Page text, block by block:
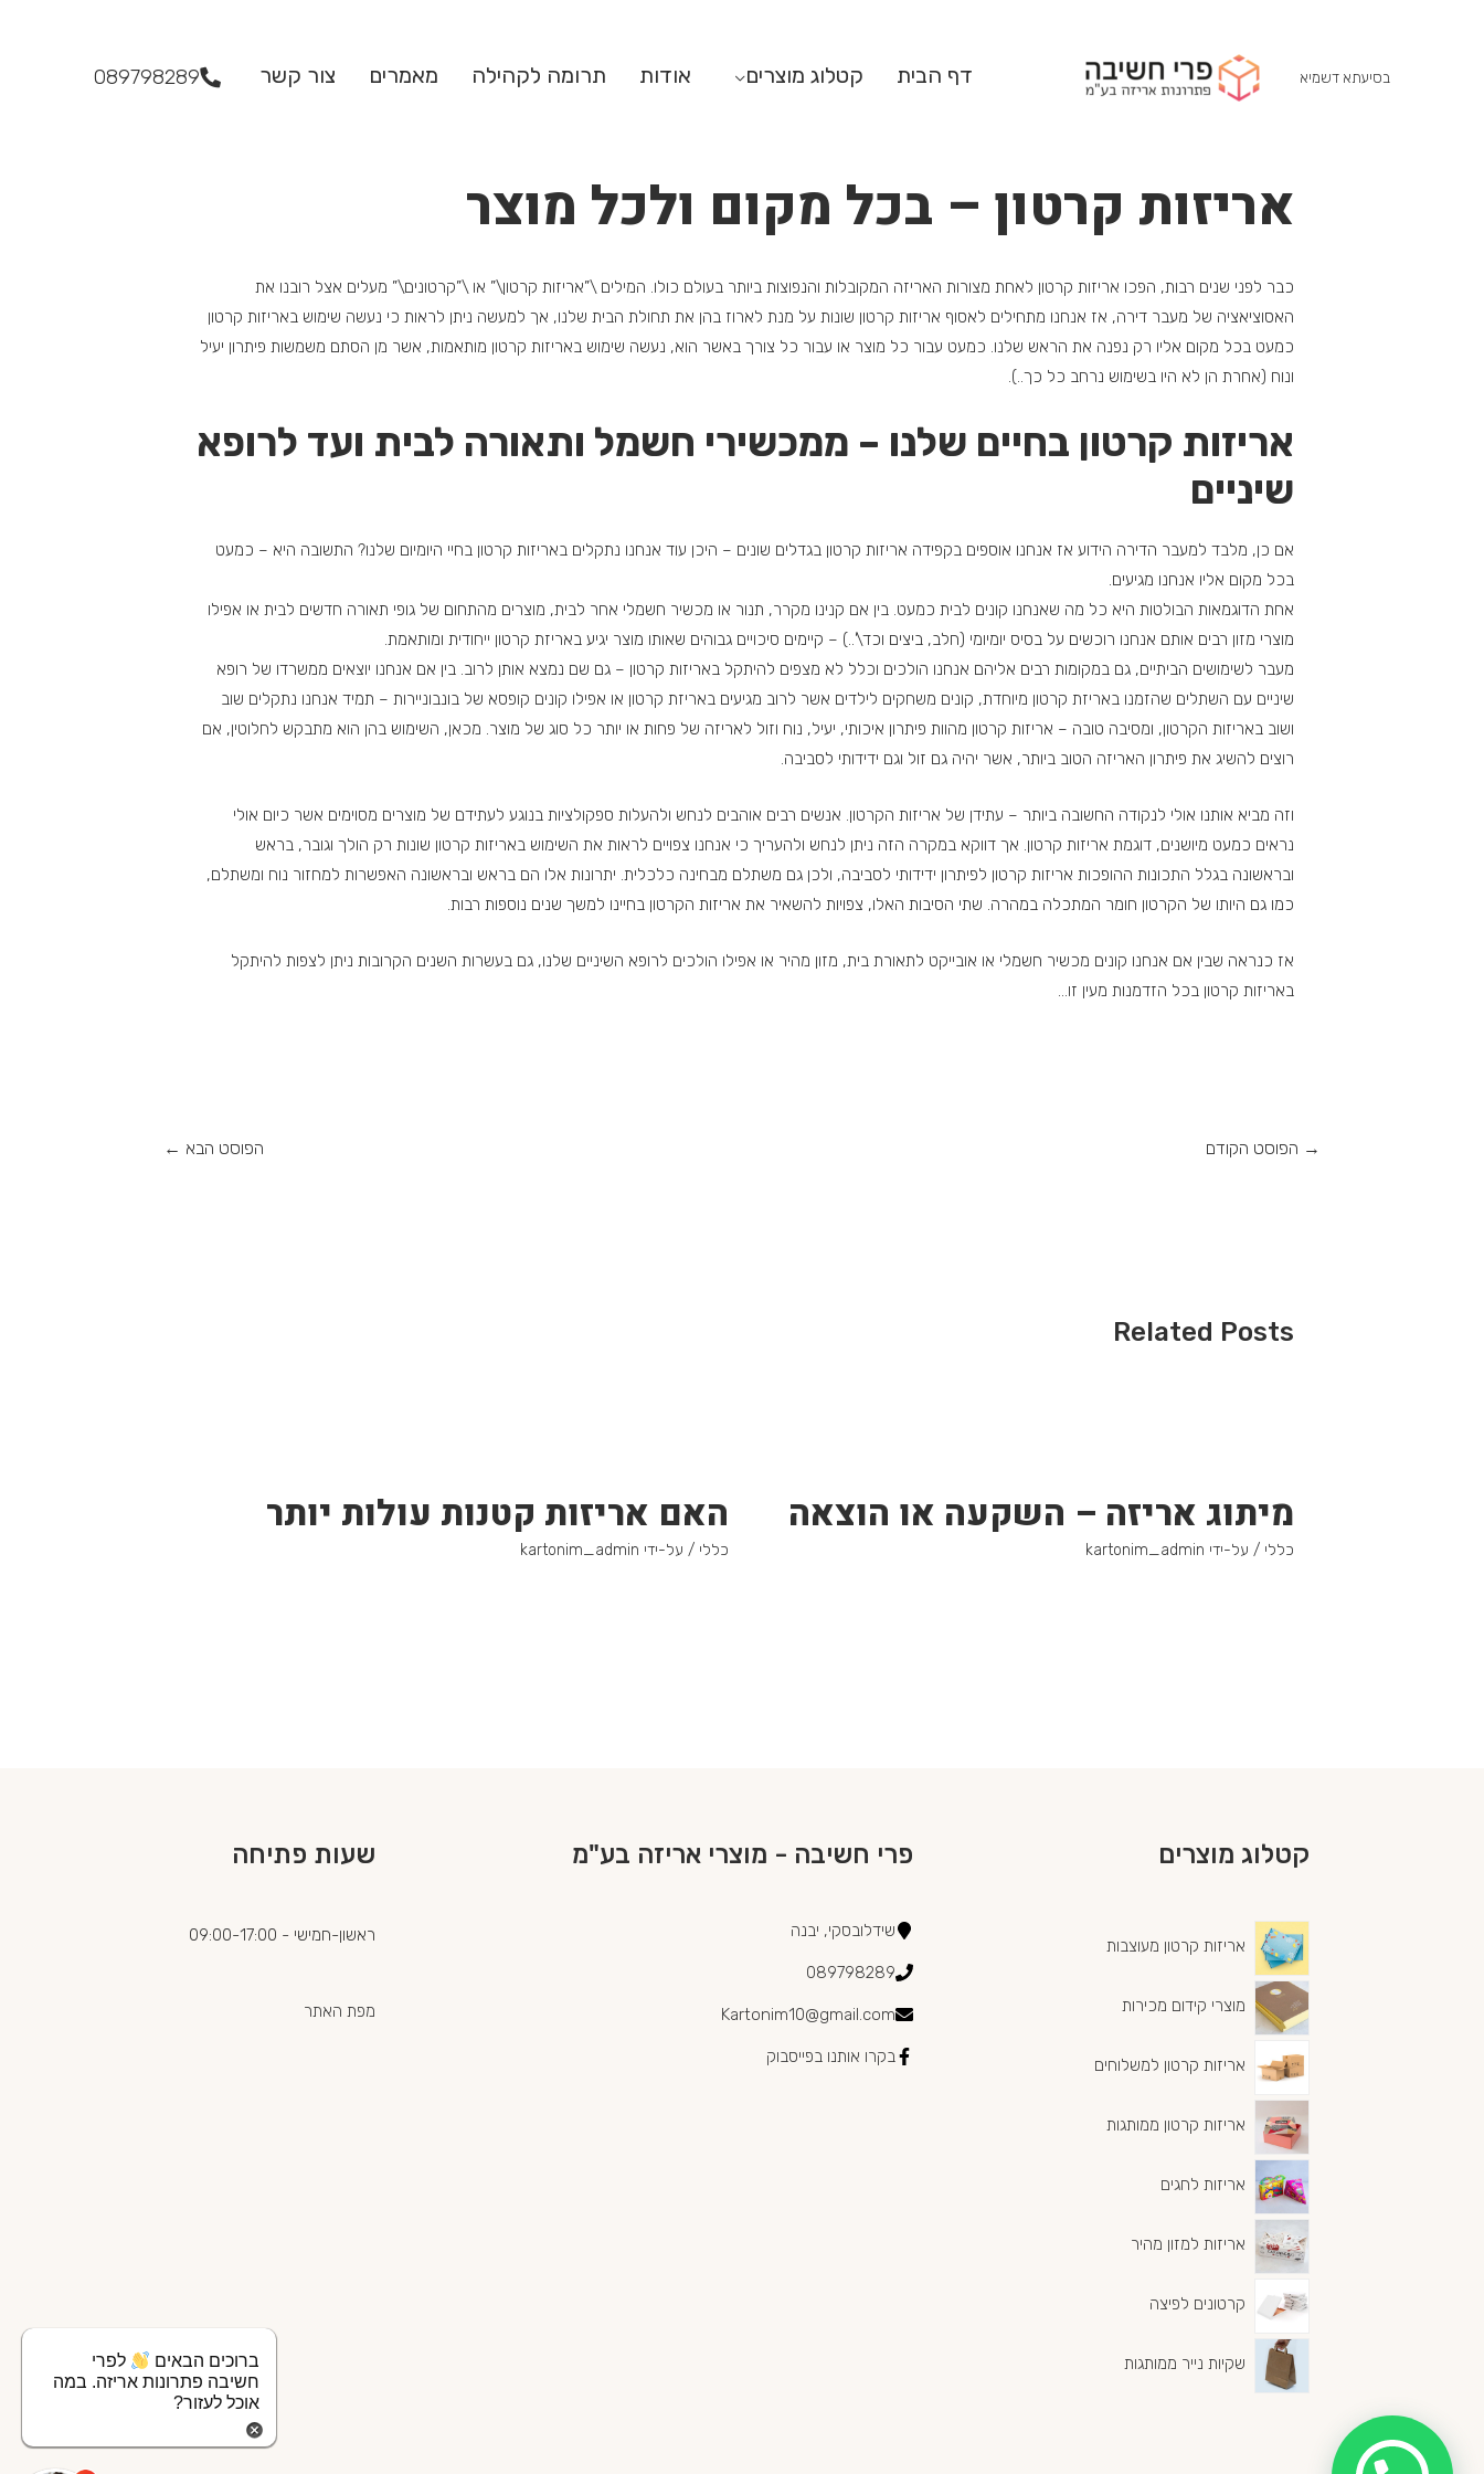
בסיעתא דשמיא דף הבית קטלוג מוצרים אודות תרומה לקהילה מאמרים צור קשר 089798289
אריזות קרטון – בכל מקום ולכל מוצר
כבר לפני שנים רבות, הפכו אריזות קרטון לאחת מצורות האריזה המקובלות והנפוצות ביותר בעולם כולו. המילים \”אריזות קרטון\” או \”קרטונים\” מעלים אצל רובנו את
האסוציאציה של מעבר דירה, אז אנחנו מתחילים לאסוף אריזות קרטון שונות על מנת לארוז בהן את תחולת הבית שלנו, אך למעשה ניתן לראות כי נעשה שימוש באריזות קרטון
כמעט בכל מקום אליו רק נפנה את הראש שלנו. כמעט עבור כל מוצר או עבור כל צורך באשר הוא, נעשה שימוש באריזות קרטון מותאמות, אשר מן הסתם משמשות פיתרון יעיל
ונוח (אחרת הן לא היו בשימוש נרחב כל כך..).
אריזות קרטון בחיים שלנו – ממכשירי חשמל ותאורה לבית ועד לרופא
שיניים
אם כן, מלבד למעבר הדירה הידוע אז אנחנו אוספים בקפידה אריזות קרטון בגדלים שונים – היכן עוד אנחנו נתקלים באריזות קרטון בחיי היומיום שלנו? התשובה היא – כמעט
בכל מקום אליו אנחנו מגיעים.
אחת הדוגמאות הבולטות היא כל מה שאנחנו קונים לבית כמעט. בין אם קנינו מקרר, תנור או מכשיר חשמלי אחר לבית, מוצרים מהתחום של גופי תאורה חדשים לבית או אפילו
מוצרי מזון רבים אותם אנחנו רוכשים על בסיס יומיומי (חלב, ביצים וכד\’..) – קיימים סיכויים גבוהים שאותו מוצר יגיע באריזת קרטון ייחודית ומותאמת.
מעבר לשימושים הביתיים, גם במקומות רבים אליהם אנחנו הולכים וכלל לא מצפים להיתקל באריזות קרטון – גם שם נמצא אותן לרוב. בין אם אנחנו יוצאים ממשרדו של רופא
שיניים עם השתלים שהזמנו באריזת קרטון מיוחדת, קונים משחקים לילדים אשר לרוב מגיעים באריזת קרטון או אפילו קונים קופסא של בונבוניירות – תמיד אנחנו נתקלים שוב
ושוב באריזות הקרטון, ומסיבה טובה – אריזות קרטון מהוות פיתרון איכותי, יעיל, נוח וזול לאריזה של פחות או יותר כל סוג של מוצר. מכאן, השימוש בהן הוא מתבקש לחלוטין, אם
רוצים להשיג את פיתרון האריזה הטוב ביותר, אשר יהיה גם זול וגם ידידותי לסביבה.
וזה מביא אותנו אולי לנקודה החשובה ביותר – עתידן של אריזות הקרטון. אנשים רבים אוהבים לנחש ולהעלות ספקולציות בנוגע לעתידם של מוצרים מסוימים אשר כיום אולי
נראים כמעט מיושנים, דוגמת אריזות קרטון. אך דווקא במקרה הזה ניתן לנחש ולהעריך כי אנחנו צפויים לראות את השימוש באריזות קרטון שונות רק הולך וגובר, בראש
ובראשונה בגלל התכונות ההופכות אריזות קרטון לפיתרון ידידותי לסביבה, ולכן גם משתלם מבחינה כלכלית. יתרונות אלו הם בראש ובראשונה האפשרות למחזור נוח ומשתלם,
כמו גם היותו של הקרטון חומר המתכלה במהרה. שתי הסיבות האלו, צפויות להשאיר את אריזות הקרטון בחיינו למשך שנים נוספות רבות.
אז כנראה שבין אם אנחנו קונים מכשיר חשמלי או אובייקט לתאורת בית, מזון מהיר או אפילו הולכים לרופא השיניים שלנו, גם בעשרות השנים הקרובות ניתן לצפות להיתקל
באריזות קרטון בכל הזדמנות מעין זו…
→ הפוסט הקודם הפוסט הבא ←
Related Posts
מיתוג אריזה – השקעה או הוצאה
כללי / על-ידי kartonim_admin
האם אריזות קטנות עולות יותר
כללי / על-ידי kartonim_admin
קטלוג מוצרים
אריזות קרטון מעוצבות
מוצרי קידום מכירות
אריזות קרטון למשלוחים
אריזות קרטון ממותגות
אריזות לחגים
אריזות למזון מהיר
קרטונים לפיצה
שקיות נייר ממותגות
פרי חשיבה - מוצרי אריזה בע"מ
שידלובסקי, יבנה
089798289
Kartonim10@gmail.com
בקרו אותנו בפייסבוק
שעות פתיחה
ראשון-חמישי - 09:00-17:00
מפת האתר
ברוכים הבאים
לפרי
חשיבה פתרונות אריזה. במה
אוכל לעזור?